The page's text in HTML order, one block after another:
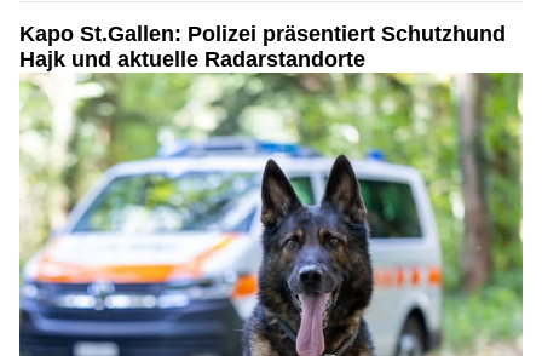
Kapo St.Gallen: Polizei präsentiert Schutzhund
Hajk und aktuelle Radarstandorte